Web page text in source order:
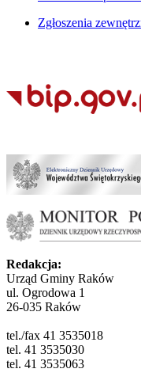
Zgłoszenia
Redakcja:
Urząd Gminy Raków
ul. Ogrodowa 1
26-035 Raków
tel./fax 41 3535018
tel. 41 3535030
tel. 41 3535063